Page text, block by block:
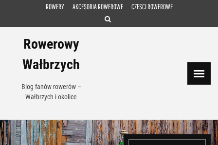
ROWERY AKCESORIA ROWEROWE CZESCI ROWEROWE
Rowerowy
Wałbrzych
Blog fanów rowerów –
Wałbrzych i okolice